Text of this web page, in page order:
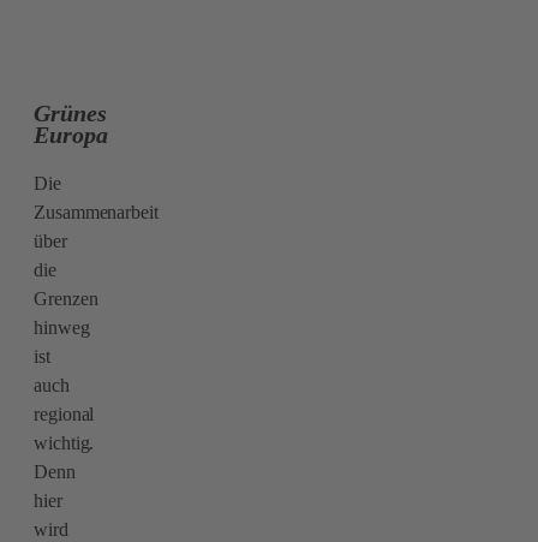
Grünes
Europa
Die
Zusammenarbeit
über
die
Grenzen
hinweg
ist
auch
regional
wichtig.
Denn
hier
wird